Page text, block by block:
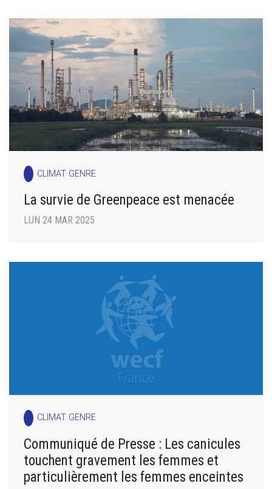
CLIMAT GENRE
La survie de Greenpeace est menacée
LUN 24 MAR 2025
CLIMAT GENRE
Communiqué de Presse : Les canicules
touchent gravement les femmes et
particulièrement les femmes enceintes